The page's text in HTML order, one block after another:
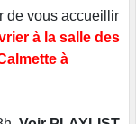
de vous accueillir
à la salle des
à